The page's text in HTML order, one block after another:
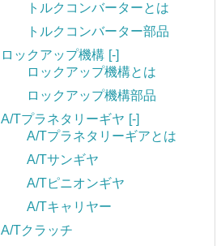
トルクコンバーターとは
トルクコンバーター部品
ロックアップ機構 [-]
ロックアップ機構とは
ロックアップ機構部品
A/Tプラネタリーギヤ [-]
A/Tプラネタリーギアとは
A/Tサンギヤ
A/Tピニオンギヤ
A/Tキャリヤー
A/Tクラッチ